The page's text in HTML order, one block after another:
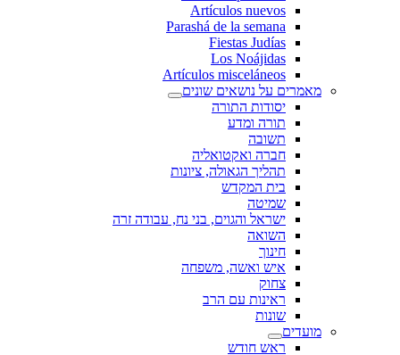
Artículos nuevos
Parashá de la semana
Fiestas Judías
Los Noájidas
Artículos misceláneos
מאמרים על נושאים שונים
יסודות התורה
תורה ומדע
תשובה
חברה ואקטואליה
תהליך הגאולה, ציונות
בית המקדש
שמיטה
ישראל והגוים, בני נח, עבודה זרה
השואה
חינוך
איש ואשה, משפחה
צחוק
ראינות עם הרב
שונות
מועדים
ראש חודש